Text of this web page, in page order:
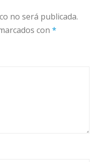
no será publicada.
con *